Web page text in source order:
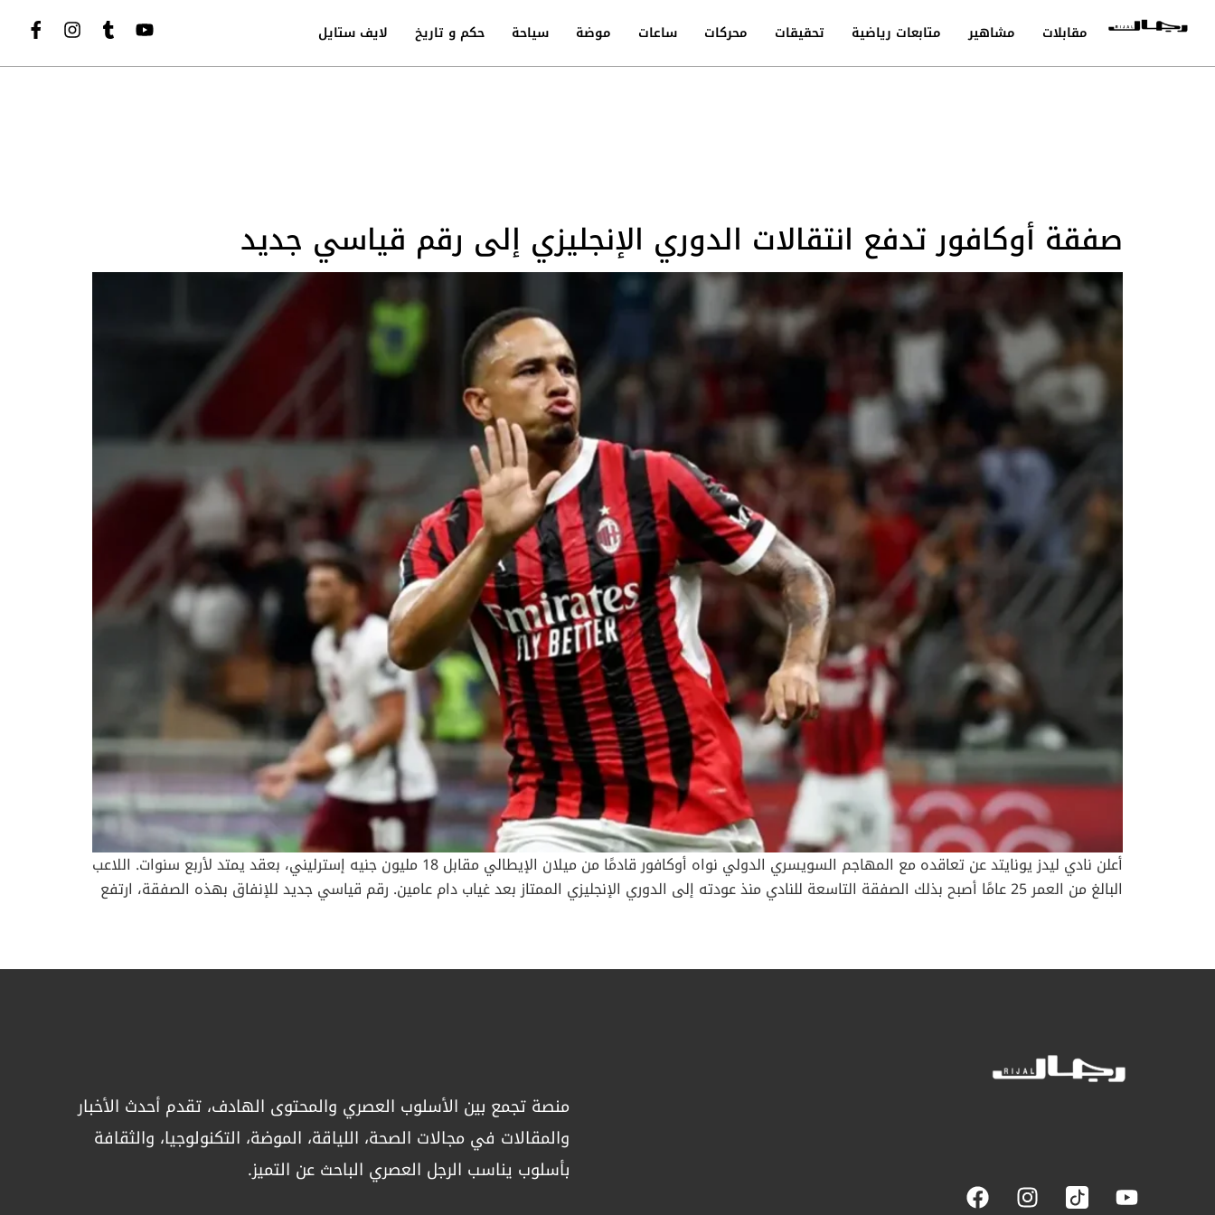
لايف ستايل حكم و تاريخ سياحة موضة ساعات محركات تحقيقات متابعات رياضية مشاهير مقابلات
صفقة أوكافور تدفع انتقالات الدوري الإنجليزي إلى رقم قياسي جديد
أعلن نادي ليدز يونايتد عن تعاقده مع المهاجم السويسري الدولي نواه أوكافور قادمًا من ميلان الإيطالي مقابل 18 مليون جنيه إسترليني، بعقد يمتد لأربع سنوات. اللاعب
البالغ من العمر 25 عامًا أصبح بذلك الصفقة التاسعة للنادي منذ عودته إلى الدوري الإنجليزي الممتاز بعد غياب دام عامين. رقم قياسي جديد للإنفاق بهذه الصفقة، ارتفع
دوري وقدم مستويات لافتة، قبل أن ينتقل إلى ميلان الإيطالي. ومع الروسونيري، لعب دورًا محدودًا لكنه اكتسب خبرة في المنافسات الكبرى، كما خاض 24 مباراة دولية
ليدز، فسيعادل رقماً قياسياً لتشيلسي (43 مباراة متتالية دون هزيمة أمام الفرق الصاعدة). بعد فشل صفقة إيزي.. توتنهام يوجه أنظاره إلى سافينيو في المقابل وبعد
فشل محاولاته في التعاقد مع إيبرتشي إيزي لاعب كريستال بالاس، حوّل نادي توتنهام هوتسبير اهتمامه إلى سافينيو لاعب مانشستر سيتي. النادي اللندني يستعد
لتقديم عرض بقيمة 80 مليون جنيه إسترليني للحصول على خدمات اللاعب البرازيلي، وفق تقارير إعلامية. تفاصيل الصفقة الفاشلة مع إيزي توتنهام كان قريبًا من التعاقد
مع إيزي مقابل 60 مليون جنيه إسترليني + 7.5 مليون إضافات، لكن أرسنال خطف اللاعب في اللحظات الأخيرة. الصفقة كانت تهدف لتعويض غياب جيمس ماديسون الذي
منصة تجمع بين الأسلوب العصري والمحتوى الهادف، تقدم أحدث الأخبار
والمقالات في مجالات الصحة، اللياقة، الموضة، التكنولوجيا، والثقافة
بأسلوب يناسب الرجل العصري الباحث عن التميز.